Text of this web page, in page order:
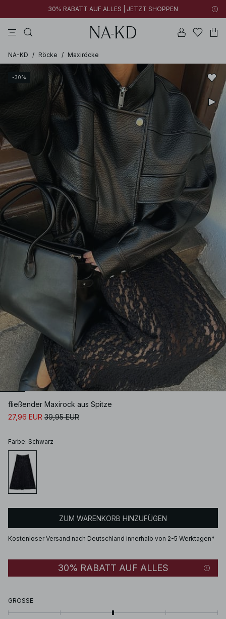
30% RABATT AUF ALLES | JETZT SHOPPEN
NA-KD / Röcke / Maxiröcke
-30%
fließender Maxirock aus Spitze
27,96 EUR 39,95 EUR
Farbe: Schwarz
ZUM WARENKORB HINZUFÜGEN
Kostenloser Versand nach Deutschland innerhalb von 2-5 Werktagen*
30% RABATT AUF ALLES
GRÖSSE